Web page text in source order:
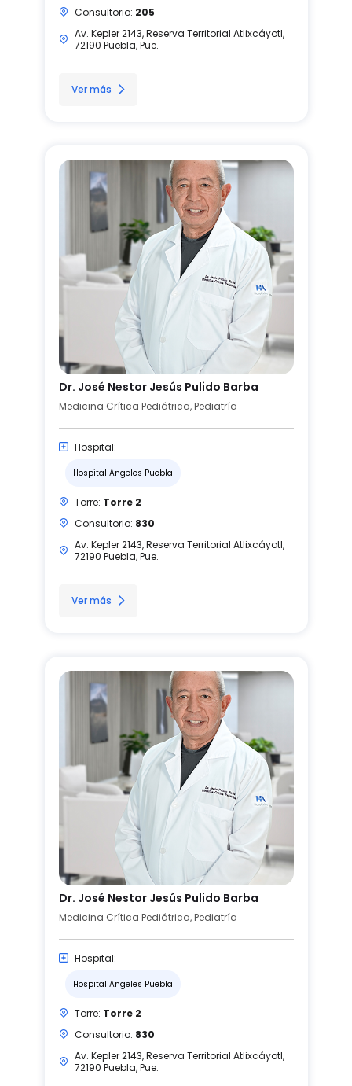
Consultorio: 205
Av. Kepler 2143, Reserva Territorial Atlixcáyotl,
72190 Puebla, Pue.
Ver más
Dr. José Nestor Jesús Pulido Barba
Medicina Crítica Pediátrica, Pediatría
Hospital:
Hospital Angeles Puebla
Torre: Torre 2
Consultorio: 830
Av. Kepler 2143, Reserva Territorial Atlixcáyotl,
72190 Puebla, Pue.
Ver más
Dr. José Nestor Jesús Pulido Barba
Medicina Crítica Pediátrica, Pediatría
Hospital:
Hospital Angeles Puebla
Torre: Torre 2
Consultorio: 830
Av. Kepler 2143, Reserva Territorial Atlixcáyotl,
72190 Puebla, Pue.